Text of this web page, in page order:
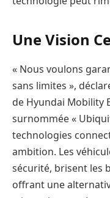
Une Vision
« Nous voulons
sans limites »,
de Hyundai Mobility
surnommée «
technologies
ambition. Les
sécurité, brisent les
offrant une